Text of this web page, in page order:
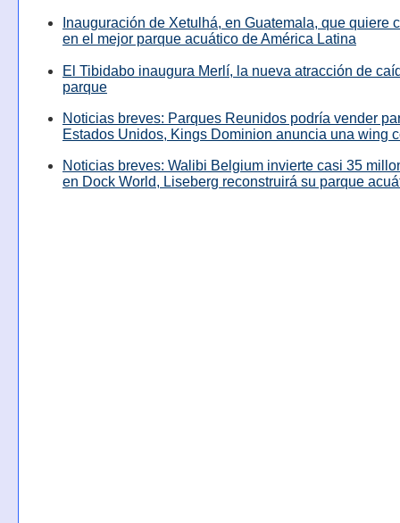
Inauguración de Xetulhá, en Guatemala, que quiere
en el mejor parque acuático de América Latina
El Tibidabo inaugura Merlí, la nueva atracción de
parque
Noticias breves: Parques Reunidos podría vender
Estados Unidos, Kings Dominion anuncia una wing
Noticias breves: Walibi Belgium invierte casi 35
en Dock World, Liseberg reconstruirá su parque